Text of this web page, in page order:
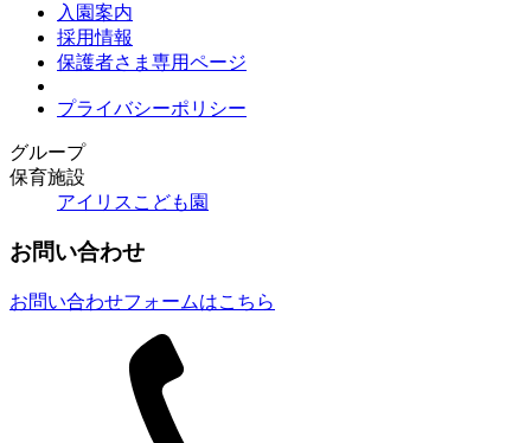
入園案内
採用情報
保護者さま専用ページ
プライバシーポリシー
グループ
保育施設
アイリスこども園
お問い合わせ
お問い合わせフォームはこちら